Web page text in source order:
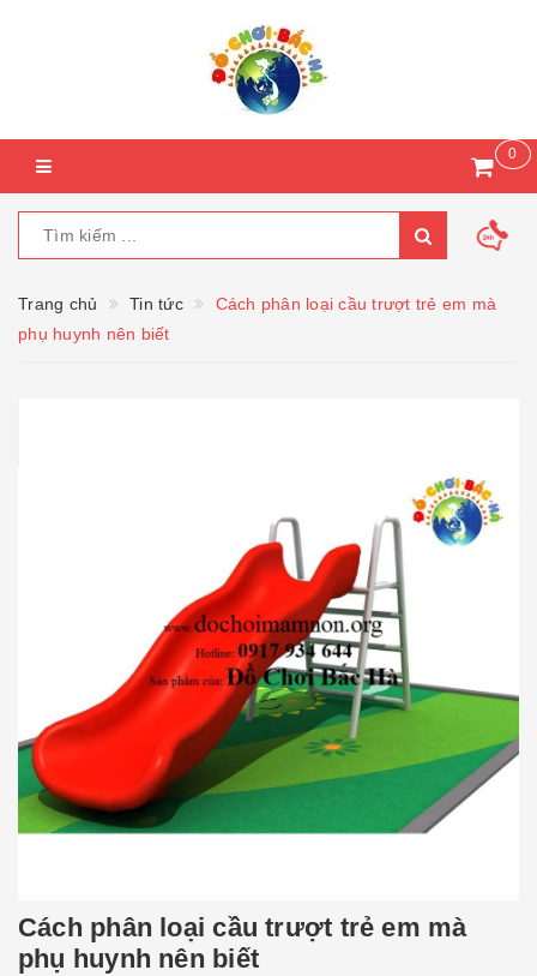
0
Trang chủ Tin tức
Cách phân loại cầu trượt trẻ em mà
phụ huynh nên biết
Cách phân loại cầu trượt trẻ em mà
phụ huynh nên biết